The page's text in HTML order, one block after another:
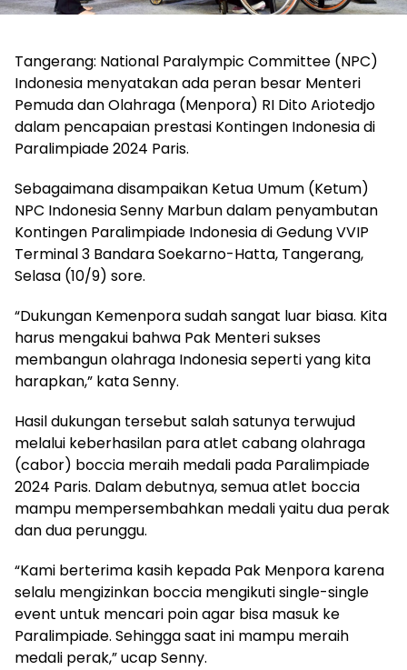
Tangerang: National Paralympic Committee (NPC)
Indonesia menyatakan ada peran besar Menteri
Pemuda dan Olahraga (Menpora) RI Dito Ariotedjo
dalam pencapaian prestasi Kontingen Indonesia di
Paralimpiade 2024 Paris.
Sebagaimana disampaikan Ketua Umum (Ketum)
NPC Indonesia Senny Marbun dalam penyambutan
Kontingen Paralimpiade Indonesia di Gedung VVIP
Terminal 3 Bandara Soekarno-Hatta, Tangerang,
Selasa (10/9) sore.
“Dukungan Kemenpora sudah sangat luar biasa. Kita
harus mengakui bahwa Pak Menteri sukses
membangun olahraga Indonesia seperti yang kita
harapkan,” kata Senny.
Hasil dukungan tersebut salah satunya terwujud
melalui keberhasilan para atlet cabang olahraga
(cabor) boccia meraih medali pada Paralimpiade
2024 Paris. Dalam debutnya, semua atlet boccia
mampu mempersembahkan medali yaitu dua perak
dan dua perunggu.
“Kami berterima kasih kepada Pak Menpora karena
selalu mengizinkan boccia mengikuti single-single
event untuk mencari poin agar bisa masuk ke
Paralimpiade. Sehingga saat ini mampu meraih
medali perak,” ucap Senny.